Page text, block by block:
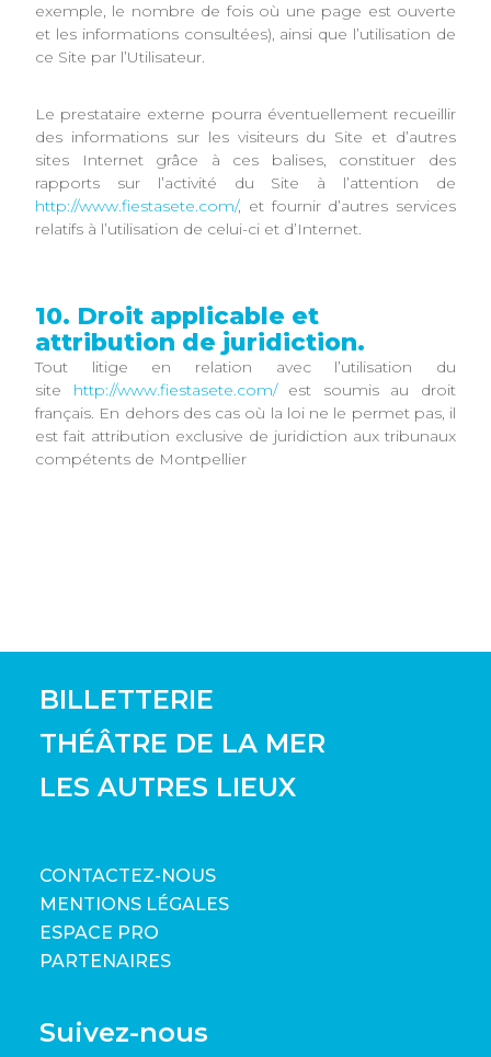
exemple, le nombre de fois où une page est ouverte
et les informations consultées), ainsi que l’utilisation de
ce Site par l’Utilisateur.
Le prestataire externe pourra éventuellement recueillir
des informations sur les visiteurs du Site et d’autres
sites Internet grâce à ces balises, constituer des
rapports sur l’activité du Site à l’attention de
http://www.fiestasete.com/, et fournir d’autres services
relatifs à l’utilisation de celui-ci et d’Internet.
10. Droit applicable et
attribution de juridiction.
Tout litige en relation avec l’utilisation du
site http://www.fiestasete.com/est soumis au droit
français. En dehors des cas où la loi ne le permet pas, il
est fait attribution exclusive de juridiction aux tribunaux
compétents de Montpellier
BILLETTERIE
THÉÂTRE DE LA MER
LES AUTRES LIEUX
CONTACTEZ-NOUS
MENTIONS LÉGALES
ESPACE PRO
PARTENAIRES
Suivez-nous